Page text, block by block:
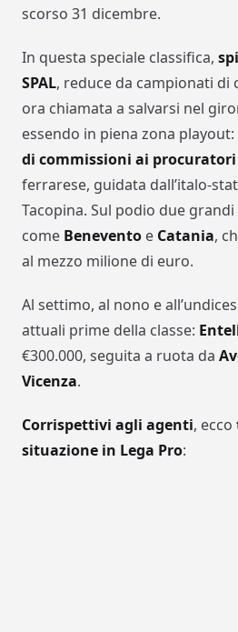
scorso 31 dicembre.
In questa speciale classifica,
SPAL, reduce da campionati di
ora chiamata a salvarsi nel
essendo in piena zona playout:
di commissioni ai procuratori
ferrarese, guidata dall’italo-
Tacopina. Sul podio due
come Benevento e Catania,
al mezzo milione di euro.
Al settimo, al nono e
attuali prime della classe:
€300.000, seguita a ruota da
Vicenza.
Corrispettivi agli agenti, ecco
situazione in Lega Pro: